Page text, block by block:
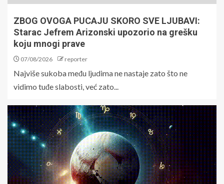
ZBOG OVOGA PUCAJU SKORO SVE LJUBAVI:
Starac Jefrem Arizonski upozorio na grešku
koju mnogi prave
07/08/2026 reporter
Najviše sukoba među ljudima ne nastaje zato što ne
vidimo tuđe slabosti, već zato...